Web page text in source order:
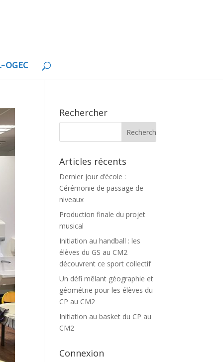
OGEC
Rechercher
Articles récents
Dernier jour d’école :
Cérémonie de passage de
niveaux
Production finale du projet
musical
Initiation au handball : les
élèves du GS au CM2
découvrent ce sport collectif
Un défi mêlant géographie et
géométrie pour les élèves du
CP au CM2
Initiation au basket du CP au
CM2
Connexion